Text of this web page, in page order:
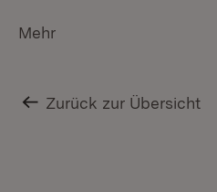
Mehr
Zurück zur Übersicht